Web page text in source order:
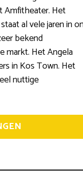
Amfitheater. Het
al vele jaren in
bekend
markt. Het Angela
in Kos Town. Het
nuttige